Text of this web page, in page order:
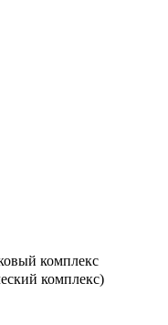
комплекс
комплекс)